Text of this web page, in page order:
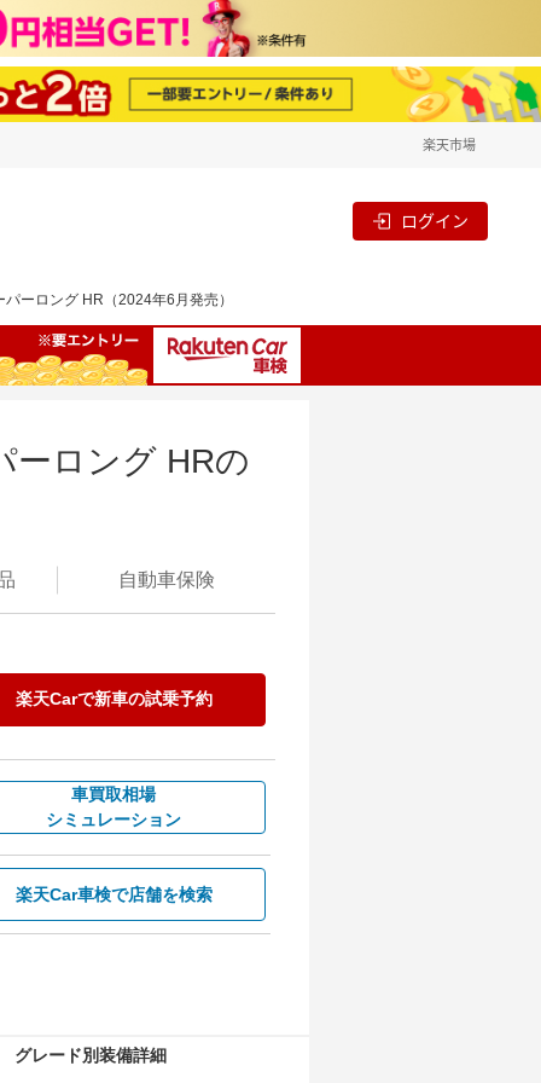
楽天市場
ログイン
ーロング HR（2024年6月発売）
ーロング HRの
自動車保険
楽天Carで新車の試乗予約
車買取相場
シミュレーション
楽天Car車検で店舗を検索
グレード別装備詳細